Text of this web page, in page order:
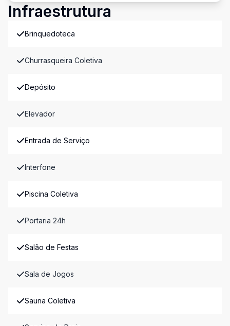
Infraestrutura
Brinquedoteca
Churrasqueira Coletiva
Depósito
Elevador
Entrada de Serviço
Interfone
Piscina Coletiva
Portaria 24h
Salão de Festas
Sala de Jogos
Sauna Coletiva